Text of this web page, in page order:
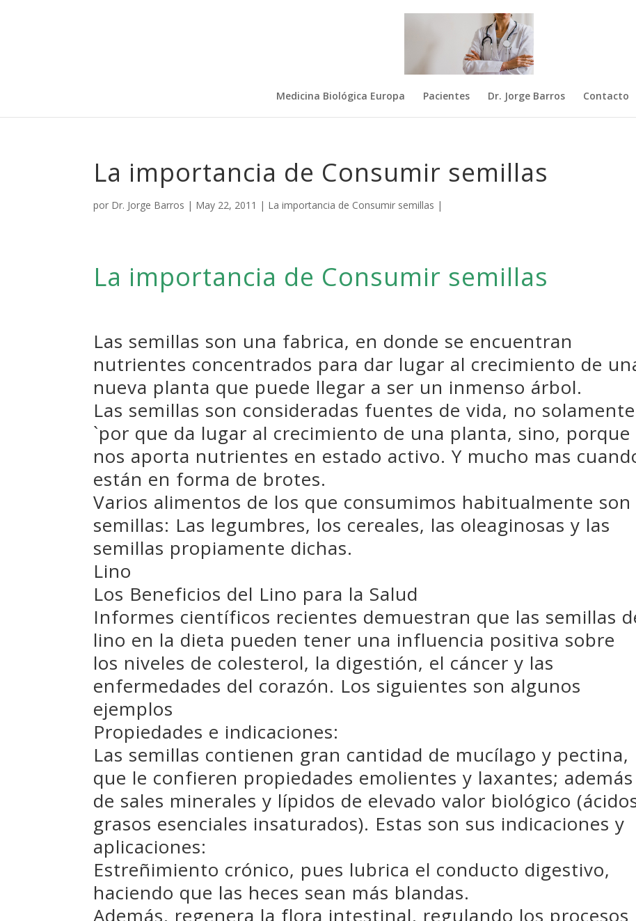
Medicina Biológica Europa Pacientes Dr. Jorge Barros Contacto
La importancia de Consumir semillas
por Dr. Jorge Barros | May 22, 2011 | La importancia de Consumir semillas |
La importancia de Consumir semillas
Las semillas son una fabrica, en donde se encuentran
nutrientes concentrados para dar lugar al crecimiento de
nueva planta que puede llegar a ser un inmenso árbol.
Las semillas son consideradas fuentes de vida, no solamente
`por que da lugar al crecimiento de una planta, sino, porque
nos aporta nutrientes en estado activo. Y mucho mas
están en forma de brotes.
Varios alimentos de los que consumimos habitualmente son
semillas: Las legumbres, los cereales, las oleaginosas y las
semillas propiamente dichas.
Lino
Los Beneficios del Lino para la Salud
Informes científicos recientes demuestran que las semillas
lino en la dieta pueden tener una influencia positiva sobre
los niveles de colesterol, la digestión, el cáncer y las
enfermedades del corazón. Los siguientes son algunos
ejemplos
Propiedades e indicaciones:
Las semillas contienen gran cantidad de mucílago y pectina,
que le confieren propiedades emolientes y laxantes; además
de sales minerales y lípidos de elevado valor biológico
grasos esenciales insaturados). Estas son sus indicaciones y
aplicaciones:
Estreñimiento crónico, pues lubrica el conducto digestivo,
haciendo que las heces sean más blandas.
Además, regenera la flora intestinal, regulando los procesos